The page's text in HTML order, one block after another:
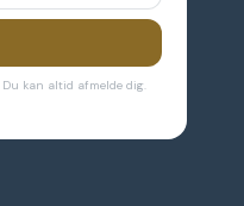
kan altid afmelde dig.